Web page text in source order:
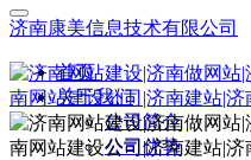
济南康美信息技术有限公司
首页
关于我们
公司简介
公司优势